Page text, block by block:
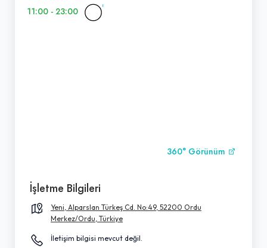
11:00 - 23:00
360° Görünüm
İşletme Bilgileri
Yeni, Alparslan Türkeş Cd. No:49, 52200 Ordu
Merkez/Ordu, Türkiye
İletişim bilgisi mevcut değil.